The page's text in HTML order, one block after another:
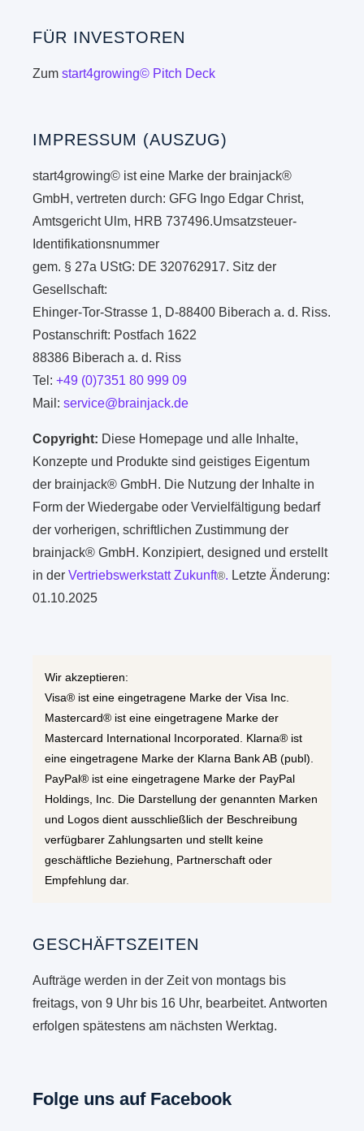
FÜR INVESTOREN
Zumstart4growing© Pitch Deck
IMPRESSUM (AUSZUG)
start4growing© ist eine Marke der brainjack®
GmbH, vertreten durch: GFG Ingo Edgar Christ,
Amtsgericht Ulm, HRB 737496.Umsatzsteuer-
Identifikationsnummer
gem. § 27a UStG: DE 320762917. Sitz der
Gesellschaft:
Ehinger-Tor-Strasse 1, D-88400 Biberach a. d. Riss.
Postanschrift: Postfach 1622
88386 Biberach a. d. Riss
Tel:+49 (0)7351 80 999 09
Mail:service@brainjack.de
Copyright: Diese Homepage und alle Inhalte,
Konzepte und Produkte sind geistiges Eigentum
der brainjack® GmbH. Die Nutzung der Inhalte in
Form der Wiedergabe oder Vervielfältigung bedarf
der vorherigen, schriftlichen Zustimmung der
brainjack® GmbH. Konzipiert, designed und erstellt
in derVertriebswerkstatt Zukunft®. Letzte Änderung:
01.10.2025
Wir akzeptieren:
Visa® ist eine eingetragene Marke der Visa Inc.
Mastercard® ist eine eingetragene Marke der
Mastercard International Incorporated. Klarna® ist
eine eingetragene Marke der Klarna Bank AB (publ).
PayPal® ist eine eingetragene Marke der PayPal
Holdings, Inc. Die Darstellung der genannten Marken
und Logos dient ausschließlich der Beschreibung
verfügbarer Zahlungsarten und stellt keine
geschäftliche Beziehung, Partnerschaft oder
Empfehlung dar.
GESCHÄFTSZEITEN
Aufträge werden in der Zeit von montags bis
freitags, von 9 Uhr bis 16 Uhr, bearbeitet. Antworten
erfolgen spätestens am nächsten Werktag.
Folge uns auf Facebook